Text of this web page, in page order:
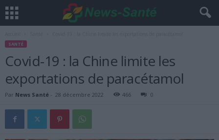
SANTÉ
Covid-19 : la Chine limite les
exportations de paracétamol
Par News Santé - 28 décembre 2022 466 0